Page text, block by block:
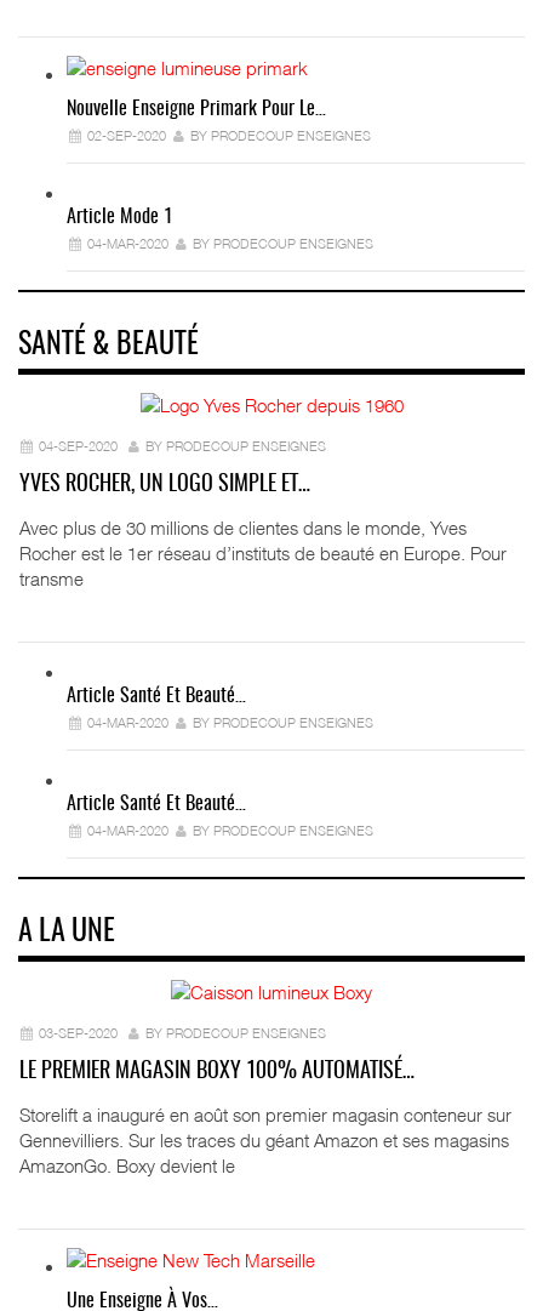
Nouvelle Enseigne Primark Pour Le…
02-SEP-2020 BY PRODECOUP ENSEIGNES
Article Mode 1
04-MAR-2020 BY PRODECOUP ENSEIGNES
SANTÉ & BEAUTÉ
04-SEP-2020 BY PRODECOUP ENSEIGNES
YVES ROCHER, UN LOGO SIMPLE ET…
Avec plus de 30 millions de clientes dans le monde, Yves
Rocher est le 1er réseau d’instituts de beauté en Europe. Pour
transme
Article Santé Et Beauté…
04-MAR-2020 BY PRODECOUP ENSEIGNES
Article Santé Et Beauté…
04-MAR-2020 BY PRODECOUP ENSEIGNES
A LA UNE
03-SEP-2020 BY PRODECOUP ENSEIGNES
LE PREMIER MAGASIN BOXY 100% AUTOMATISÉ…
Storelift a inauguré en août son premier magasin conteneur sur
Gennevilliers. Sur les traces du géant Amazon et ses magasins
AmazonGo. Boxy devient le
Une Enseigne À Vos…